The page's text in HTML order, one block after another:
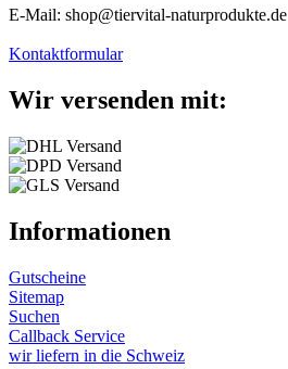
E-Mail: shop@tiervital-naturprodukte.de
Kontaktformular
Wir versenden mit:
Informationen
Gutscheine
Sitemap
Suchen
Callback Service
wir liefern in die Schweiz